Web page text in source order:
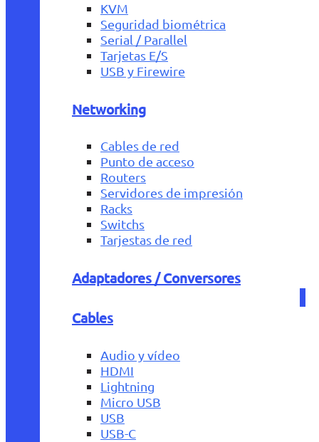
KVM
Seguridad biométrica
Serial / Parallel
Tarjetas E/S
USB y Firewire
Networking
Cables de red
Punto de acceso
Routers
Servidores de impresión
Racks
Switchs
Tarjestas de red
Adaptadores / Conversores
Cables
Audio y vídeo
HDMI
Lightning
Micro USB
USB
USB-C